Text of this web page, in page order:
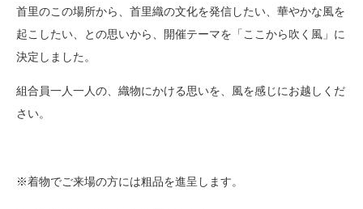
首里のこの場所から、首里織の文化を発信したい、華やかな風を
起こしたい、との思いから、開催テーマを「ここから吹く風」に
決定しました。
組合員一人一人の、織物にかける思いを、風を感じにお越しくだ
さい。
※着物でご来場の方には粗品を進呈します。